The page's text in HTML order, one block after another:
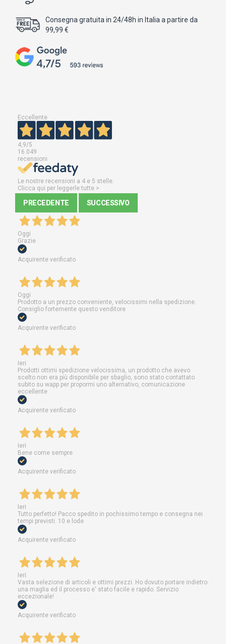
Consegna gratuita in 24/48h in Italia a partire da
99,99 €
Eccellente
4,9/5
16.049
recensioni
Le nostre recensioni a 4 e 5 stelle.
Clicca qui per leggerle tutte >
PRECEDENTE SUCCESSIVO
Oggi
Grazie
Acquirente verificato
Oggi
Prodotto a un prezzo conveniente, velocissimi nella spedizione.
Consiglio fortemente questo venditore
Acquirente verificato
Ieri
Prodotti ottimi spedizione velocissima, un prodotto che avevo
scelto non era più disponibile per sbaglio, sono stato contattato
subito su wapp per propormi uno alternativo, comunicazione
eccellente
Acquirente verificato
Ieri
Bene come sempre
Acquirente verificato
Ieri
Tutto perfetto! Pacco spedito in pochissimo tempo e consegna nei
tempi previsti. 10 e lode
Acquirente verificato
Ieri
Vasta selezione di articoli e ottimi prezzi. Ho dovuto portare indietro
una maglia ed il processo e' stato facile e rapido. Servizio
eccezionale!
Acquirente verificato